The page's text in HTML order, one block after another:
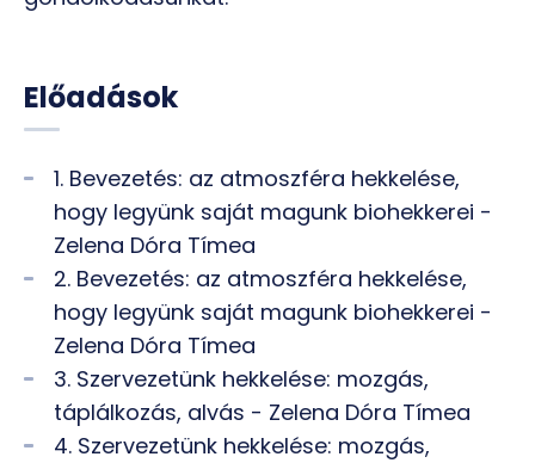
Előadások
1. Bevezetés: az atmoszféra hekkelése,
hogy legyünk saját magunk biohekkerei -
Zelena Dóra Tímea
2. Bevezetés: az atmoszféra hekkelése,
hogy legyünk saját magunk biohekkerei -
Zelena Dóra Tímea
3. Szervezetünk hekkelése: mozgás,
táplálkozás, alvás - Zelena Dóra Tímea
4. Szervezetünk hekkelése: mozgás,